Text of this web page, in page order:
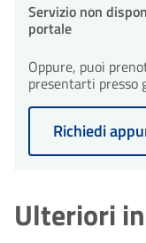
Servizio non
portale
Oppure, puoi
presentarti presso
Richiedi
Ulteriori